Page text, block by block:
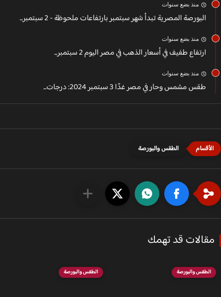
منذ بضع سنوات
البورصة المصرية تبدأ شهر سبتمبر بارتفاعات ملحوظة - 2 سبتمبر...
منذ بضع سنوات
ارتفاع طفيف في أسعار الذهب في مصر اليوم 2 سبتمبر...
منذ بضع سنوات
طقس مشمس وحار في مصر غدًا 3 سبتمبر 2024: درجات...
الطقس والبورصة
قد تهمك
الطقس والبورصة الطقس والبورصة